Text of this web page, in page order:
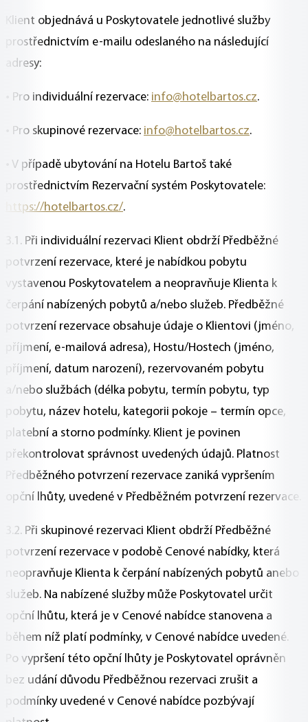
Klient objednává u Poskytovatele jednotlivé služby
prostřednictvím e-mailu odeslaného na následující
adresy:
• Pro individuální rezervace: info@hotelbartos.cz.
• Pro skupinové rezervace: info@hotelbartos.cz.
• V případě ubytování na Hotelu Bartoš také
prostřednictvím Rezervační systém Poskytovatele:
https://hotelbartos.cz/.
3.1. Při individuální rezervaci Klient obdrží Předběžné
potvrzení rezervace, které je nabídkou pobytu
vystavenou Poskytovatelem a neopravňuje Klienta k
čerpání nabízených pobytů a/nebo služeb. Předběžné
potvrzení rezervace obsahuje údaje o Klientovi (jméno,
příjmení, e-mailová adresa), Hostu/Hostech (jméno,
příjmení, datum narození), rezervovaném pobytu
a/nebo službách (délka pobytu, termín pobytu, typ
pobytu, název hotelu, kategorii pokoje – termín opce,
platební a storno podmínky. Klient je povinen
překontrolovat správnost uvedených údajů. Platnost
Předběžného potvrzení rezervace zaniká vypršením
opční lhůty, uvedené v Předběžném potvrzení rezervace.
3.2. Při skupinové rezervaci Klient obdrží Předběžné
potvrzení rezervace v podobě Cenové nabídky, která
neopravňuje Klienta k čerpání nabízených pobytů anebo
služeb. Na nabízené služby může Poskytovatel určit
opční lhůtu, která je v Cenové nabídce stanovena a
během níž platí podmínky, v Cenové nabídce uvedené.
Po vypršení této opční lhůty je Poskytovatel oprávněn
bez udání důvodu Předběžnou rezervaci zrušit a
podmínky uvedené v Cenové nabídce pozbývají